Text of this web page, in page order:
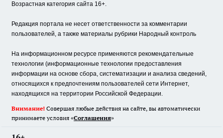
Возрастная категория сайта 16+.
Редакция портала не несет ответственности за комментарии
пользователей, а также материалы рубрики Народный контроль
На информационном ресурсе применяются рекомендательные
технологии (информационные технологии предоставления
информации на основе сбора, систематизации и анализа сведений,
относящихся к предпочтениям пользователей сети Интернет,
находящихся на территории Российской Федерации.
Внимание! Совершая любые действия на сайте, вы автоматически
принимаете условия «Cоглашения»